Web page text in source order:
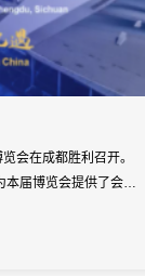
会在成都胜利召开。
本届博览会提供了会展
观众及普通观众提供